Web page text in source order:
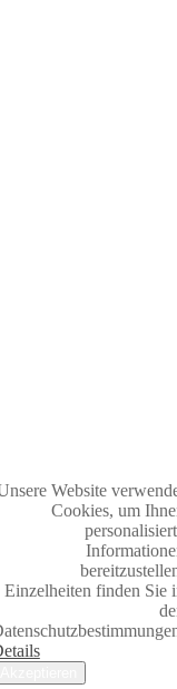
Website
Cookies, um
Einzelheiten finden Sie